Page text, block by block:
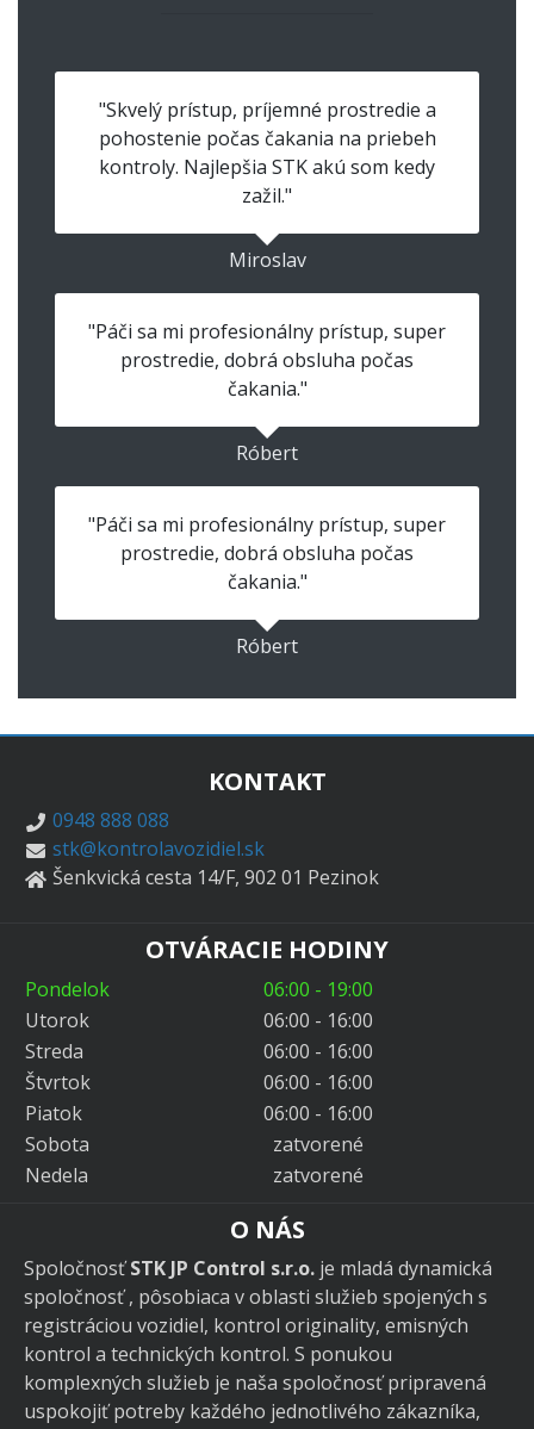
"Skvelý prístup, príjemné prostredie a
pohostenie počas čakania na priebeh
kontroly. Najlepšia STK akú som kedy
zažil."
Miroslav
"Páči sa mi profesionálny prístup, super
prostredie, dobrá obsluha počas
čakania."
Róbert
"Páči sa mi profesionálny prístup, super
prostredie, dobrá obsluha počas
čakania."
Róbert
KONTAKT
0948 888 088
stk@kontrolavozidiel.sk
Šenkvická cesta 14/F, 902 01 Pezinok
OTVÁRACIE HODINY
Pondelok
06:00 - 19:00
Utorok
06:00 - 16:00
Streda
06:00 - 16:00
Štvrtok
06:00 - 16:00
Piatok
06:00 - 16:00
Sobota
zatvorené
Nedela
zatvorené
O NÁS
SpoločnosťSTK JP Control s.r.o. je mladá dynamická
spoločnosť , pôsobiaca v oblasti služieb spojených s
registráciou vozidiel, kontrol originality, emisných
kontrol a technických kontrol. S ponukou
komplexných služieb je naša spoločnosť pripravená
uspokojiť potreby každého jednotlivého zákazníka,